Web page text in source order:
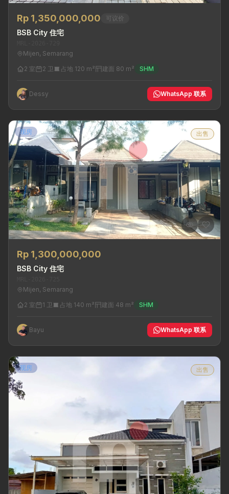
Rp 1,350,000,000 可议价
BSB City 住宅
Mijen, Semarang
2 室
2 卫 占地 120 m² 建面 80 m² SHM
Dessy WhatsApp 联系
现房 出售
Rp 1,300,000,000
BSB City 住宅
Mijen, Semarang
2 室
1 卫 占地 140 m² 建面 48 m² SHM
Bayu WhatsApp 联系
现房 出售